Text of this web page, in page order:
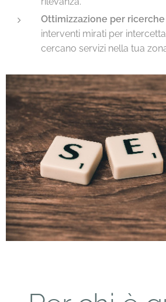
Ottimizzazione per ricerche
interventi mirati per
cercano servizi nella tua